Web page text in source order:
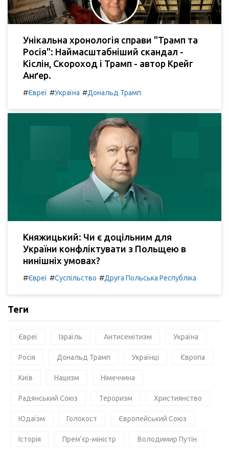
Унікальна хронологія справи "Трамп та
Росія": Наймасштабніший скандал -
Кіслін, Скороход і Трамп - автор Крейг
Анґер.
#Євреї #Україна #Дональд Трамп
Княжицький: Чи є доцільним для
України конфліктувати з Польщею в
нинішніх умовах?
#Євреї #Суспільство #Друга Польська Республіка
Теги
Євреї Ізраїль Антисемітизм Україна
Росія Дональд Трамп Українці Європа
Київ Нацизм Німеччина
Радянський Союз Тероризм Християнство
Юдаїзм Голокост Європейський Союз
Історія Прем'єр-міністр Володимир Путін